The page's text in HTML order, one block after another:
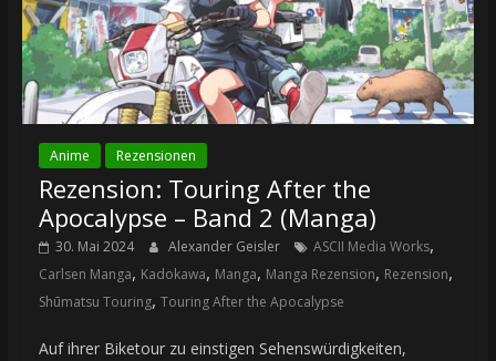
Anime Rezensionen
Rezension: Touring After the
Apocalypse – Band 2 (Manga)
30. Mai 2024 Alexander Geisler ASCII Media Works,
Carlsen Manga, Kadokawa, Manga, Manga Rezension, Rezension,
Shūmatsu Touring, Touring After the Apocalypse
Auf ihrer Biketour zu einstigen Sehenswürdigkeiten,